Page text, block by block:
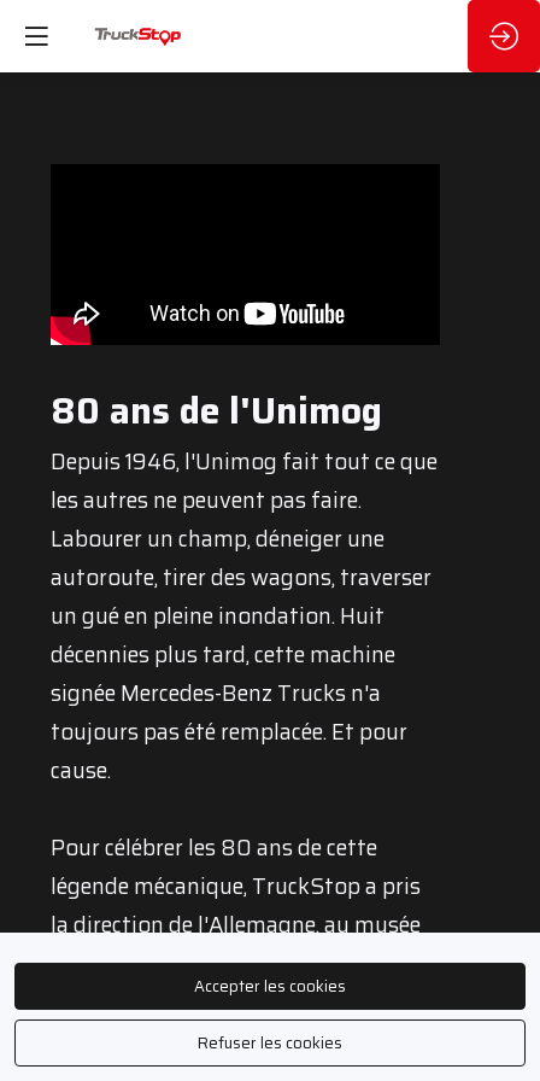
80 ans de l'Unimog
Depuis 1946, l'Unimog fait tout ce que
les autres ne peuvent pas faire.
Labourer un champ, déneiger une
autoroute, tirer des wagons, traverser
un gué en pleine inondation. Huit
décennies plus tard, cette machine
signée Mercedes-Benz Trucks n'a
toujours pas été remplacée. Et pour
cause.
Pour célébrer les 80 ans de cette
légende mécanique, TruckStop a pris
la direction de l'Allemagne, au musée
Unimog de Gaggenau, pour une
journée d'immersion complète : visite
des origines, essais au volant de
Accepter les cookies
Refuser les cookies